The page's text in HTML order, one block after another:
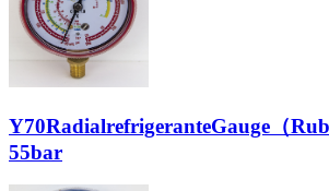
Y70RadialrefrigeranteGauge（
55bar